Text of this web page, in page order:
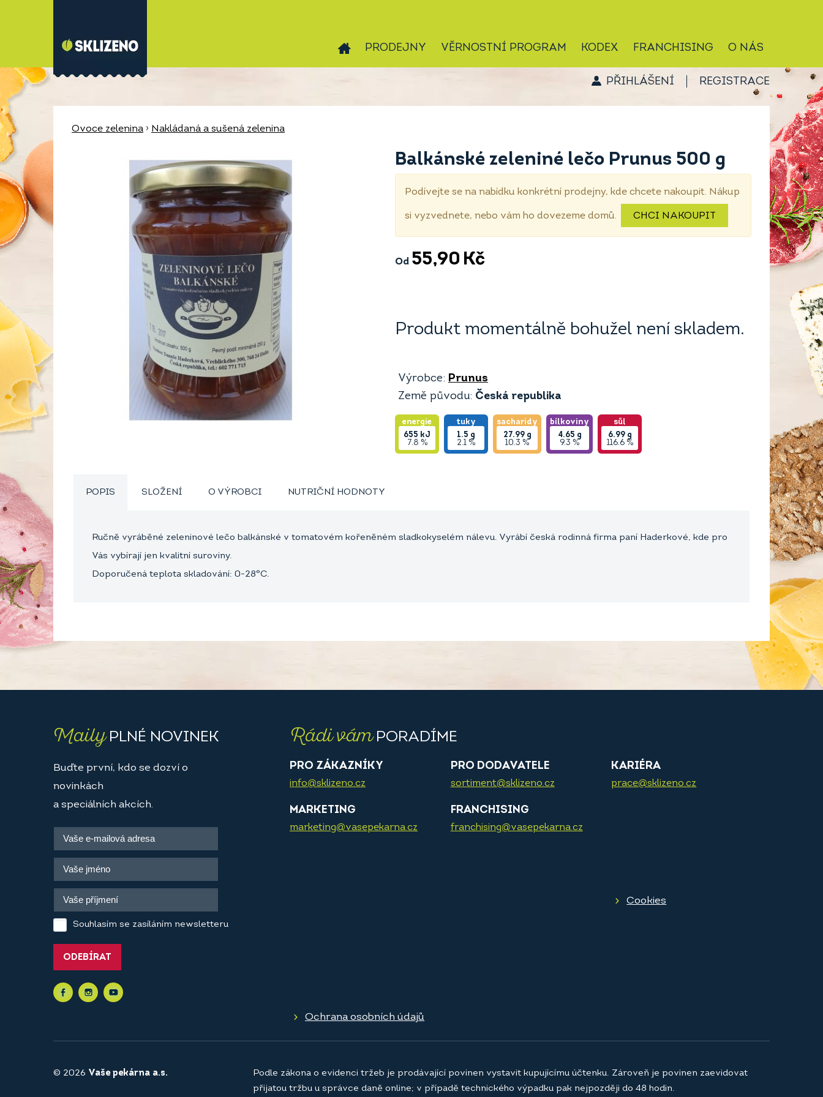
PRODEJNY VĚRNOSTNÍ PROGRAM KODEX FRANCHISING O NÁS
PŘIHLÁŠENÍ REGISTRACE
Ovoce zelenina › Nakládaná a sušená zelenina
Balkánské zeleniné lečo Prunus 500 g
Podívejte se na nabídku konkrétní prodejny, kde chcete nakoupit. Nákup
si vyzvednete, nebo vám ho dovezeme domů. CHCI NAKOUPIT
Od 55,90 Kč
Produkt momentálně bohužel není skladem.
Výrobce: Prunus
Země původu: Česká republika
energie
655 kJ
7.8 %
tuky
1.5 g
2.1 %
sacharidy
27.99 g
10.3 %
bílkoviny
4.65 g
9.3 %
sůl
6.99 g
116.6 %
POPIS SLOŽENÍ O VÝROBCI NUTRIČNÍ HODNOTY
Ručně vyráběné zeleninové lečo balkánské v tomatovém kořeněném sladkokyselém nálevu. Vyrábí česká rodinná firma paní Haderkové, kde pro
Vás vybírají jen kvalitní suroviny.
Doporučená teplota skladování: 0-28°C.
MailyPLNÉ NOVINEK
Buďte první, kdo se dozví o
novinkách
a speciálních akcích.
Souhlasím se zasíláním newsletteru
ODEBÍRAT
Rádi vámPORADÍME
PRO ZÁKAZNÍKY
info@sklizeno.cz
PRO DODAVATELE
sortiment@sklizeno.cz
KARIÉRA
prace@sklizeno.cz
MARKETING
marketing@vasepekarna.cz
FRANCHISING
franchising@vasepekarna.cz
Cookies
Ochrana osobních údajů
© 2026 Vaše pekárna a.s.
Podle zákona o evidenci tržeb je prodávající povinen vystavit kupujícímu účtenku. Zároveň je povinen zaevidovat
přijatou tržbu u správce daně online; v případě technického výpadku pak nejpozději do 48 hodin.